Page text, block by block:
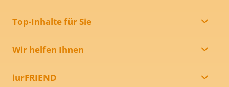
Top-Inhalte für Sie
Wir helfen Ihnen
iurFRIEND